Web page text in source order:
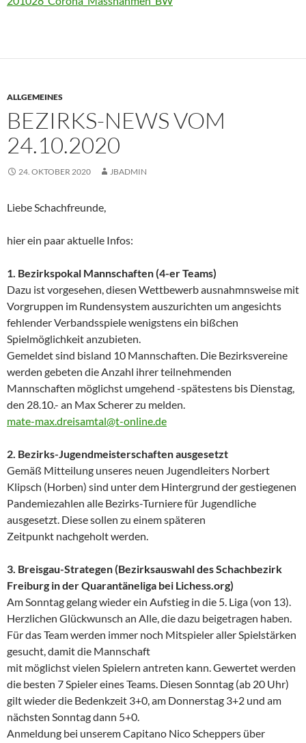
ALLGEMEINES
BEZIRKS-NEWS VOM
24.10.2020
24. OKTOBER 2020 JBADMIN
Liebe Schachfreunde,
hier ein paar aktuelle Infos:
1. Bezirkspokal Mannschaften (4-er Teams)
Dazu ist vorgesehen, diesen Wettbewerb ausnahmnsweise mit
Vorgruppen im Rundensystem auszurichten um angesichts
fehlender Verbandsspiele wenigstens ein bißchen
Spielmöglichkeit anzubieten.
Gemeldet sind bisland 10 Mannschaften. Die Bezirksvereine
werden gebeten die Anzahl ihrer teilnehmenden
Mannschaften möglichst umgehend -spätestens bis Dienstag,
den 28.10.- an Max Scherer zu melden.
mate-max.dreisamtal@t-online.de
2. Bezirks-Jugendmeisterschaften ausgesetzt
Gemäß Mitteilung unseres neuen Jugendleiters Norbert
Klipsch (Horben) sind unter dem Hintergrund der gestiegenen
Pandemiezahlen alle Bezirks-Turniere für Jugendliche
ausgesetzt. Diese sollen zu einem späteren
Zeitpunkt nachgeholt werden.
3. Breisgau-Strategen (Bezirksauswahl des Schachbezirk
Freiburg in der Quarantäneliga bei Lichess.org)
Am Sonntag gelang wieder ein Aufstieg in die 5. Liga (von 13).
Herzlichen Glückwunsch an Alle, die dazu beigetragen haben.
Für das Team werden immer noch Mitspieler aller Spielstärken
gesucht, damit die Mannschaft
mit möglichst vielen Spielern antreten kann. Gewertet werden
die besten 7 Spieler eines Teams. Diesen Sonntag (ab 20 Uhr)
gilt wieder die Bedenkzeit 3+0, am Donnerstag 3+2 und am
nächsten Sonntag dann 5+0.
Anmeldung bei unserem Capitano Nico Scheppers über